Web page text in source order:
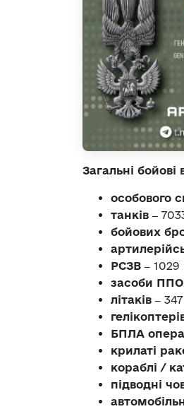
Загальні
особового
танків ‒
бойових
РСЗВ ‒ 1029
засоби ППО
літаків ‒
БПЛА
крилаті
кораблі /
підводні